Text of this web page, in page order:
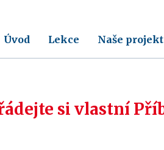
Úvod Lekce Naše
si vlastní